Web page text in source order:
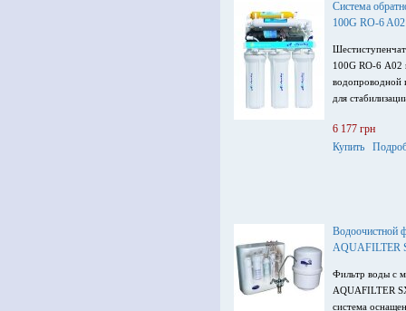
Система
100G RO-6 A02
100G RO-6 А02
водопроводной
для
6 177 грн
Купить
Водоочистной
AQUAFILTER
Фильтр воды с
AQUAFILTER
система